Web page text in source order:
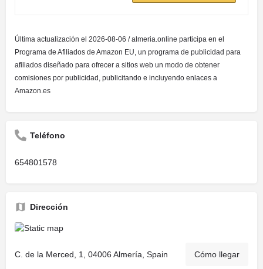
Última actualización el 2026-08-06 / almeria.online participa en el
Programa de Afiliados de Amazon EU, un programa de publicidad para
afiliados diseñado para ofrecer a sitios web un modo de obtener
comisiones por publicidad, publicitando e incluyendo enlaces a
Amazon.es
Teléfono
654801578
Dirección
C. de la Merced, 1, 04006 Almería, Spain Cómo llegar